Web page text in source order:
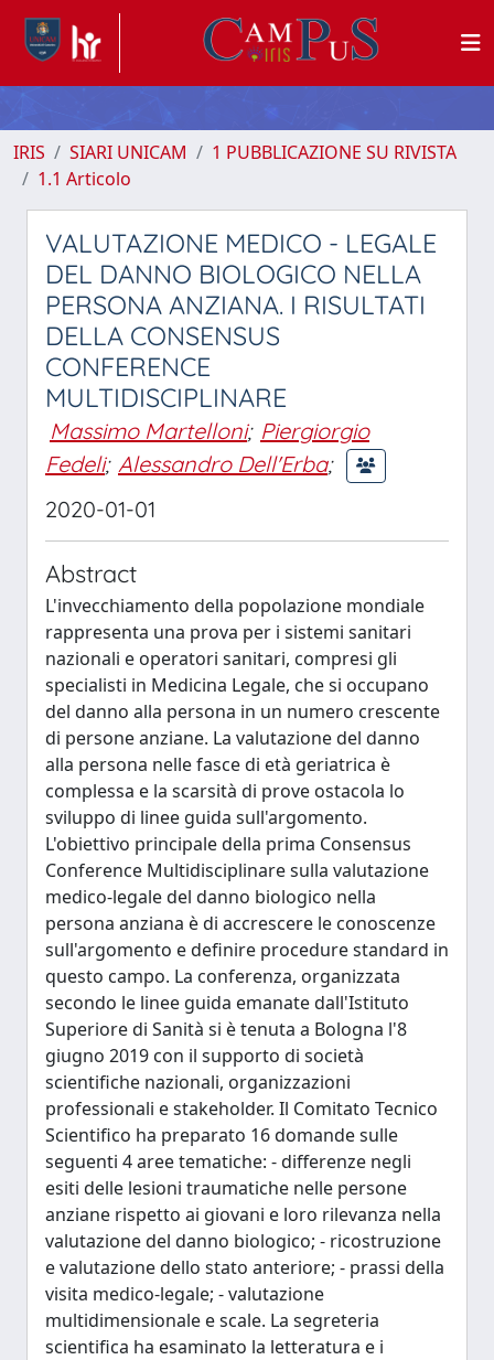
IRIS SIARI UNICAM
1 PUBBLICAZIONE SU RIVISTA
1.1 Articolo
VALUTAZIONE MEDICO - LEGALE
DEL DANNO BIOLOGICO NELLA
PERSONA ANZIANA. I RISULTATI
DELLA CONSENSUS
CONFERENCE
MULTIDISCIPLINARE
Massimo Martelloni; Piergiorgio
Fedeli; Alessandro Dell'Erba;
2020-01-01
Abstract
L'invecchiamento della popolazione mondiale
rappresenta una prova per i sistemi sanitari
nazionali e operatori sanitari, compresi gli
specialisti in Medicina Legale, che si occupano
del danno alla persona in un numero crescente
di persone anziane. La valutazione del danno
alla persona nelle fasce di età geriatrica è
complessa e la scarsità di prove ostacola lo
sviluppo di linee guida sull'argomento.
L'obiettivo principale della prima Consensus
Conference Multidisciplinare sulla valutazione
medico-legale del danno biologico nella
persona anziana è di accrescere le conoscenze
sull'argomento e definire procedure standard in
questo campo. La conferenza, organizzata
secondo le linee guida emanate dall'Istituto
Superiore di Sanità si è tenuta a Bologna l'8
giugno 2019 con il supporto di società
scientifiche nazionali, organizzazioni
professionali e stakeholder. Il Comitato Tecnico
Scientifico ha preparato 16 domande sulle
seguenti 4 aree tematiche: - differenze negli
esiti delle lesioni traumatiche nelle persone
anziane rispetto ai giovani e loro rilevanza nella
valutazione del danno biologico; - ricostruzione
e valutazione dello stato anteriore; - prassi della
visita medico-legale; - valutazione
multidimensionale e scale. La segreteria
scientifica ha esaminato la letteratura e i